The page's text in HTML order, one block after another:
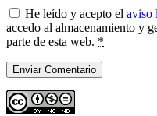
He leído y acepto el aviso
accedo al almacenamiento y
parte de esta web. *